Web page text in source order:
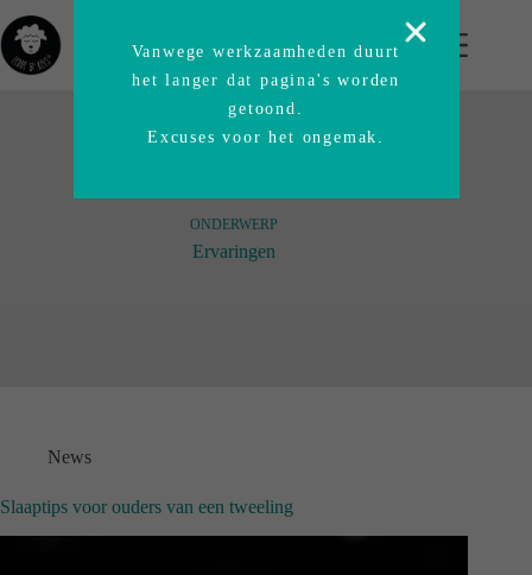
ONDERWERP
Ervaringen
News
Slaaptips voor ouders van een tweeling
Vanwege werkzaamheden duurt
het langer dat pagina's worden
getoond.
Excuses voor het ongemak.